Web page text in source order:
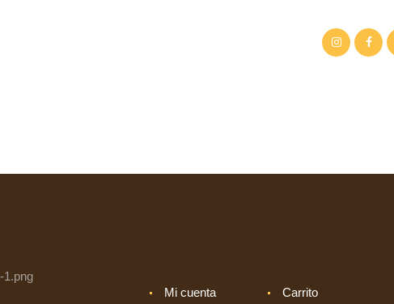
POLÍTICA DE COOKIES
AVISO LEGAL
Mi cuenta
Carrito